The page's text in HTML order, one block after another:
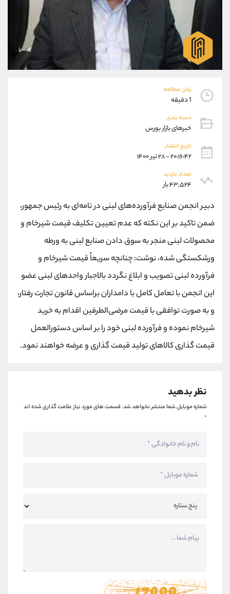
زمان مطالعه
1 دقیقه
دسته بندی
خبرهای بازار بورس
تاریخ انتشار
۲۰:۱۶:۴۲ - ۲۸ تیر ۱۴۰۰
تعداد بازدید
۴۳,۵۲۴ بار
دبیر انجمن صنایع فرآورده‌های لبنی در نامه‌ای به رئیس جمهور،
ضمن تاکید بر این نکته که عدم تعیین تکلیف قیمت شیرخام و
محصولات لبنی منجر به سوق دادن صنایع لبنی به ورطه
ورشکستگی شده، نوشت: چنانچه سریعاً قیمت شیرخام و
فرآورده لبنی تصویب و ابلاغ نگردد بالاجبار واحدهای لبنی عضو
این انجمن با تعامل کامل با دامداران براساس قانون تجارت رفتار،
و به صورت توافقی با قیمت مرضی‌الطرفین اقدام به خرید
شیرخام نموده و فرآورده لبنی خود را بر اساس دستورالعمل
قیمت گذاری کالاهای تولید قیمت گذاری و عرضه خواهند نمود.
نظر بدهید
شماره موبایل شما منتشر نخواهد شد.قسمت های مورد نیاز علامت گذاری شده اند
*
09304891085
شروع گفتگو
@Armteam_admin_103
داخلی 103
پشتیبان فروش (ایمان پوراسماعیلی)
واتساپ
داخلی
اطلاعات تماس (دفتر فروش)
تلفن
اینستاگرام @alireza.mehrabii
کانال تلگرام @alirezamehrabi_com